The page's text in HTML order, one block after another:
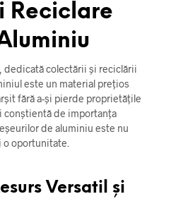
Reciclare
dedicată colectării și reciclării
este un material prețios
fără a-și pierde proprietățile
conștientă de importanța
de aluminiu este nu
oportunitate.
Versatil și